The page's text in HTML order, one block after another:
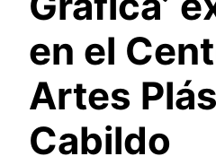
en el
Artes
Cabildo